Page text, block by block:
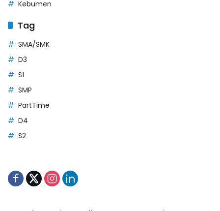
Kebumen
Tag
SMA/SMK
D3
S1
SMP
PartTime
D4
S2